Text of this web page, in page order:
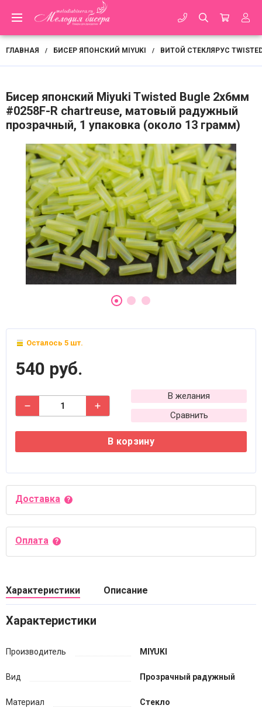
ГЛАВНАЯ / БИСЕР ЯПОНСКИЙ MIYUKI / ВИТОЙ СТЕКЛЯРУС
Бисер японский Miyuki Twisted Bugle 2х6мм
#0258F-R chartreuse, матовый радужный
прозрачный, 1 упаковка (около 13 грамм)
Осталось 5 шт.
540 руб.
В желания
Сравнить
В корзину
Доставка
Оплата
Характеристики Описание
Характеристики
Производитель MIYUKI
Вид Прозрачный радужный
Материал Стекло